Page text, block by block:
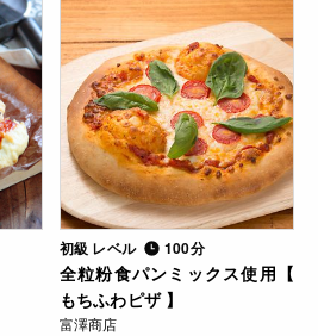
初級 レベル 100分
全粒粉食パンミックス使用【
もちふわピザ 】
富澤商店